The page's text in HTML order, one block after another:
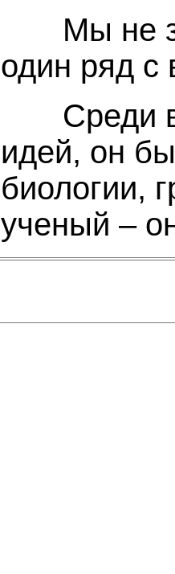
Мы не
один ряд с
Среди
идей, он
биологии,
ученый –